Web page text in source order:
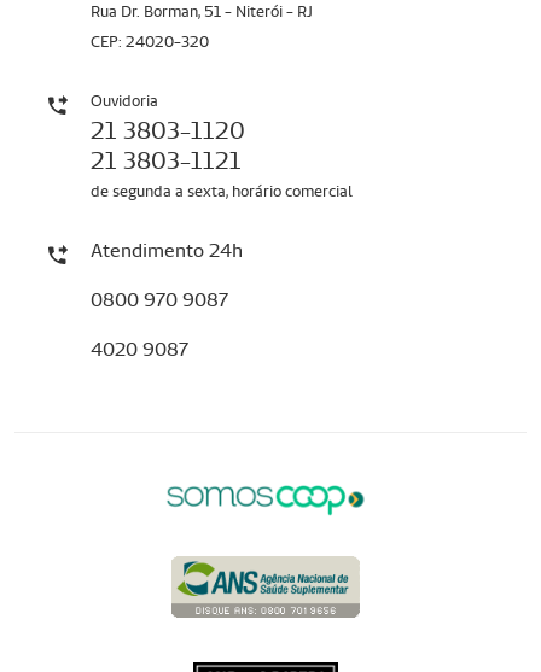
Rua Dr. Borman, 51 - Niterói - RJ
CEP: 24020-320
Ouvidoria
21 3803-1120
21 3803-1121
de segunda a sexta, horário comercial
Atendimento 24h
0800 970 9087
4020 9087